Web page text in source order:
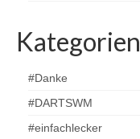
Kategorien
#Danke
#DARTSWM
#einfachlecker